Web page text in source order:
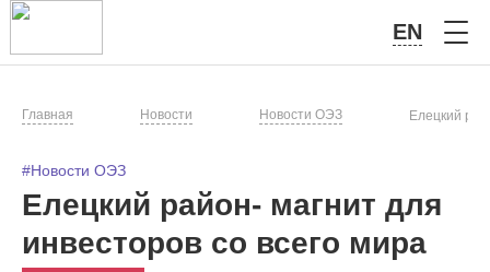
EN
Главная Новости Новости ОЭЗ Елецкий
#Новости ОЭЗ
Елецкий район- магнит для
инвесторов со всего мира